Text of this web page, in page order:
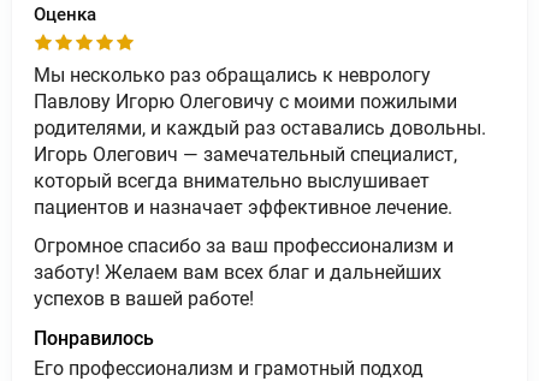
Оценка
Мы несколько раз обращались к неврологу
Павлову Игорю Олеговичу с моими пожилыми
родителями, и каждый раз оставались довольны.
Игорь Олегович — замечательный специалист,
который всегда внимательно выслушивает
пациентов и назначает эффективное лечение.
Огромное спасибо за ваш профессионализм и
заботу! Желаем вам всех благ и дальнейших
успехов в вашей работе!
Понравилось
Его профессионализм и грамотный подход